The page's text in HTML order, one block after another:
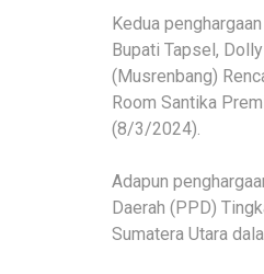
Kedua
Bupati Tapsel,
(Musrenbang)
Room Santika
(8/3/2024).
Adapun
Daerah (PPD)
Sumatera Utara